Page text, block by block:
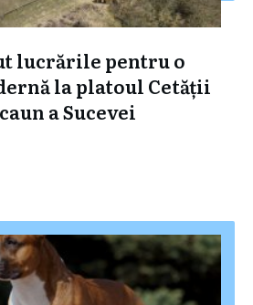
lucrările pentru o
la platoul Cetății
a Sucevei